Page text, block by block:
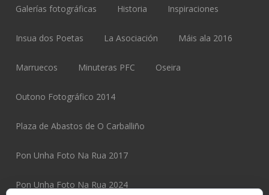
Galerías fotográficas Historia Inspiraciones
Insua dos Poetas La Asociación Máis ala 2016
Marruecos Minuteras PFC Oseira
Outono Fotográfico 2014
Plaza de Abastos de O Carballiño
Pon Unha Foto Na Rua 2017
Pon Unha Foto Na Rua 2024